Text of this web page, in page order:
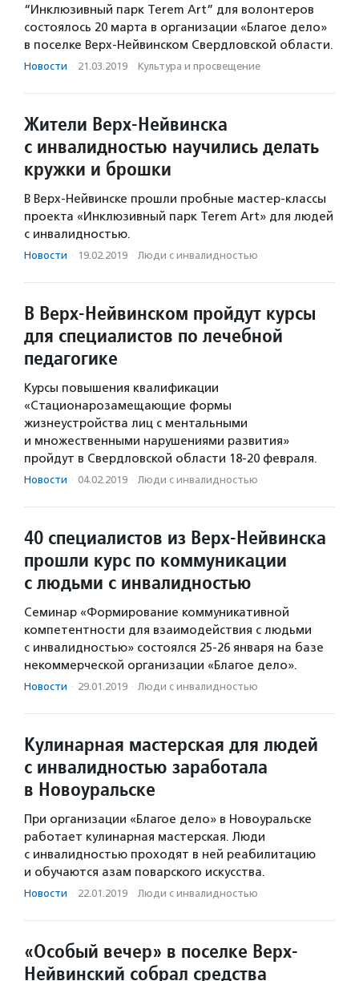
“Инклюзивный парк Terem Art” для волонтеров
состоялось 20 марта в организации «Благое дело»
в поселке Верх-Нейвинском Свердловской области.
Новости · 21.03.2019 · Культура и просвещение
Жители Верх-Нейвинска
с инвалидностью научились делать
кружки и брошки
В Верх-Нейвинске прошли пробные мастер-классы
проекта «Инклюзивный парк Terem Art» для людей
с инвалидностью.
Новости · 19.02.2019 · Люди с инвалидностью
В Верх-Нейвинском пройдут курсы
для специалистов по лечебной
педагогике
Курсы повышения квалификации
«Стационарозамещающие формы
жизнеустройства лиц с ментальными
и множественными нарушениями развития»
пройдут в Свердловской области 18-20 февраля.
Новости · 04.02.2019 · Люди с инвалидностью
40 специалистов из Верх-Нейвинска
прошли курс по коммуникации
с людьми с инвалидностью
Семинар «Формирование коммуникативной
компетентности для взаимодействия с людьми
с инвалидностью» состоялся 25-26 января на базе
некоммерческой организации «Благое дело».
Новости · 29.01.2019 · Люди с инвалидностью
Кулинарная мастерская для людей
с инвалидностью заработала
в Новоуральске
При организации «Благое дело» в Новоуральске
работает кулинарная мастерская. Люди
с инвалидностью проходят в ней реабилитацию
и обучаются азам поварского искусства.
Новости · 22.01.2019 · Люди с инвалидностью
«Особый вечер» в поселке Верх-
Нейвинский собрал средства